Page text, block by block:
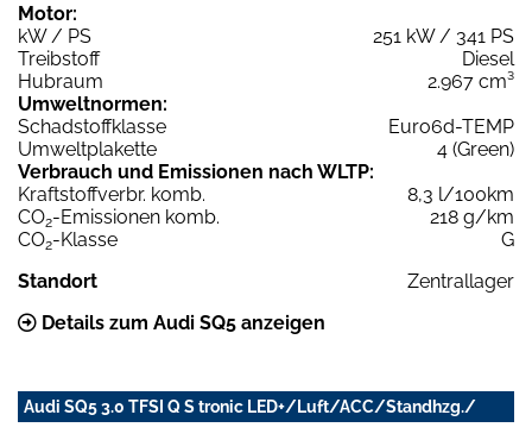
Motor:
kW / PS
251 kW / 341 PS
Treibstoff
Diesel
Hubraum
2.967 cm³
Umweltnormen:
Schadstoffklasse
Euro6d-TEMP
Umweltplakette
4 (Green)
Verbrauch und Emissionen nach WLTP:
Kraftstoffverbr. komb.
8,3 l/100km
CO2-Emissionen komb.
218 g/km
CO2-Klasse
G
Standort
Zentrallager
Details zum Audi SQ5 anzeigen
Audi SQ5 3.0 TFSI Q S tronic LED+/Luft/ACC/Standhzg./